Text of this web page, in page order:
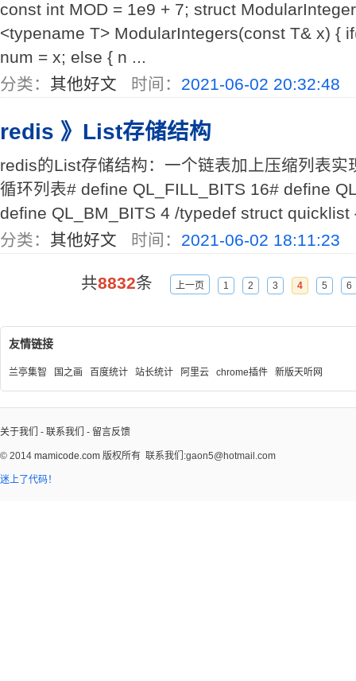
const int MOD = 1e9 + 7; struct
<typename T> ModularIntegers(const T& x) {
num = x; else { n ...
分类： 其他好文 时间： 2021-06-02 20:32:48
redis 》List存储结构
redis的List存储结构：一个链表加上压缩列表
循环列表# define QL_FILL_BITS 16# define
define QL_BM_BITS 4 /typedef struct quicklist
分类： 其他好文 时间： 2021-06-02 18:11:23
共8832条 上一页 1 2 3 4 5 6
友情链接
兰亭集智 国之画 百度统计 站长统计 阿里云 chrome插件 新版天听网
关于我们 - 联系我们 - 留言反馈
© 2014 mamicode.com 版权所有 联系我们:gaon5@hotmail.com
迷上了代码！